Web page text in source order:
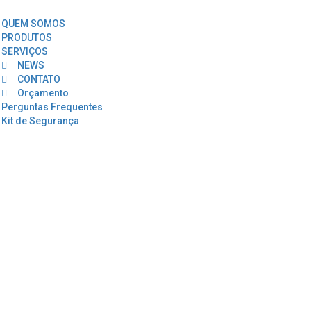
QUEM SOMOS
PRODUTOS
SERVIÇOS
NEWS
CONTATO
Orçamento
Perguntas Frequentes
Kit de Segurança